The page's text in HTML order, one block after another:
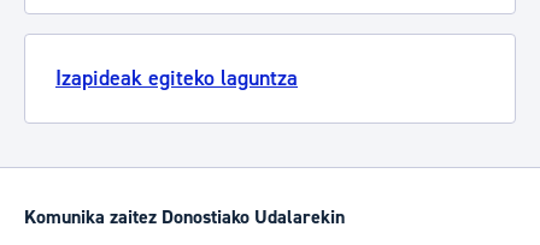
Izapideak egiteko laguntza
Komunika zaitez Donostiako Udalarekin